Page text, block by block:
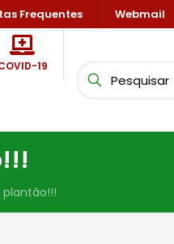
Frequentes Webmail
19